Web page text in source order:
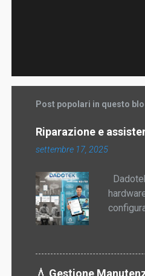
Post popolari in questo
Riparazione e
settembre 17, 2025
💧 Gestione